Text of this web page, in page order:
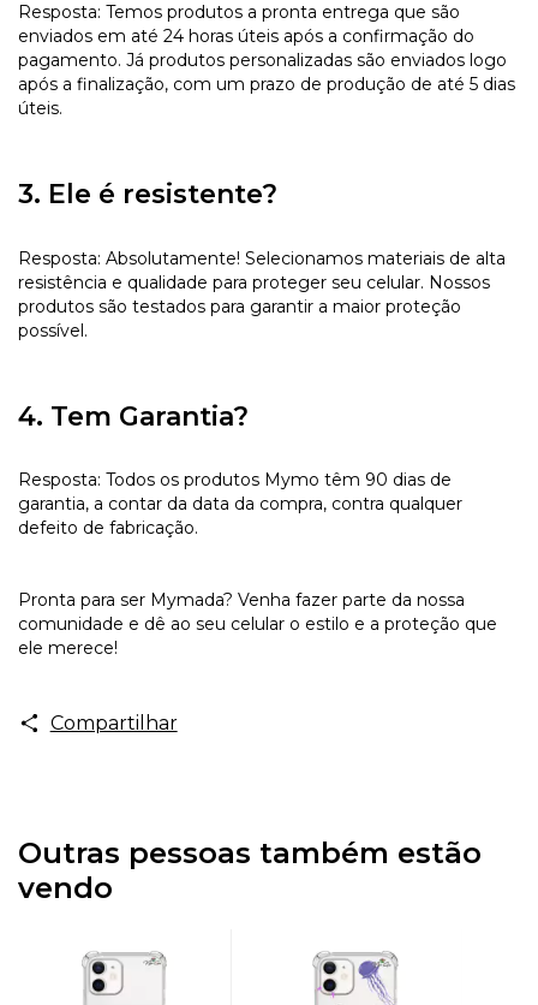
Resposta: Temos produtos a pronta entrega que são
enviados em até 24 horas úteis após a confirmação do
pagamento. Já produtos personalizadas são enviados logo
após a finalização, com um prazo de produção de até 5 dias
úteis.
3. Ele é resistente?
Resposta: Absolutamente! Selecionamos materiais de alta
resistência e qualidade para proteger seu celular. Nossos
produtos são testados para garantir a maior proteção
possível.
4. Tem Garantia?
Resposta: Todos os produtos Mymo têm 90 dias de
garantia, a contar da data da compra, contra qualquer
defeito de fabricação.
Pronta para ser Mymada? Venha fazer parte da nossa
comunidade e dê ao seu celular o estilo e a proteção que
ele merece!
Compartilhar
Outras pessoas também estão
vendo